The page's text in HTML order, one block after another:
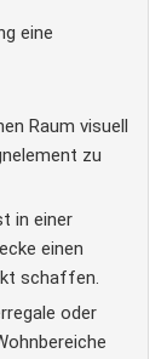
eine
Raum visuell
zu
in einer
einen
schaffen​.
oder